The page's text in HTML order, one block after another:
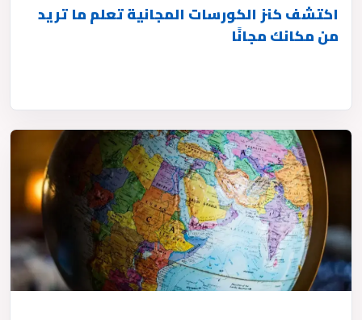
اكتشف كنز الكورسات المجانية تعلم ما تريد
من مكانك مجانًا